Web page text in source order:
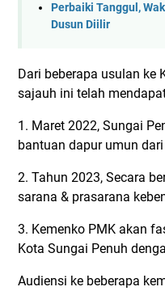
Perbaiki Tanggul,
Dusun Diilir
Dari beberapa usulan ke
sajauh ini telah
1. Maret 2022, Sungai
bantuan dapur umun dari
2. Tahun 2023, Secara
sarana & prasarana
3. Kemenko PMK akan
Kota Sungai Penuh
Audiensi ke beberapa